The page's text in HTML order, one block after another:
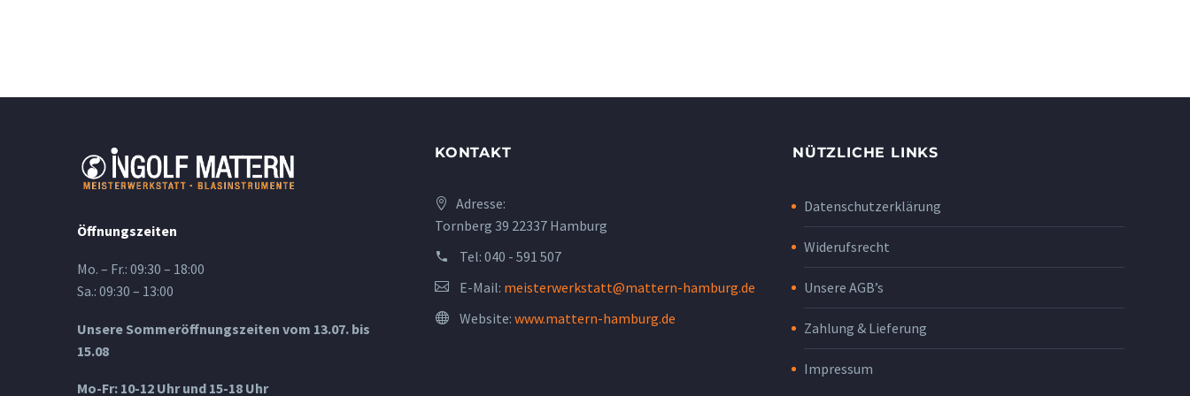
Öffnungszeiten
Mo. – Fr.: 09:30 – 18:00
Sa.: 09:30 – 13:00
Unsere Sommeröffnungszeiten vom 13.07. bis
15.08
Mo-Fr: 10-12 Uhr und 15-18 Uhr
KONTAKT
Adresse:
Tornberg 39 22337 Hamburg
Tel: 040 - 591 507
E-Mail: meisterwerkstatt@mattern-hamburg.de
Website: www.mattern-hamburg.de
NÜTZLICHE LINKS
Datenschutzerklärung
Widerufsrecht
Unsere AGB’s
Zahlung & Lieferung
Impressum